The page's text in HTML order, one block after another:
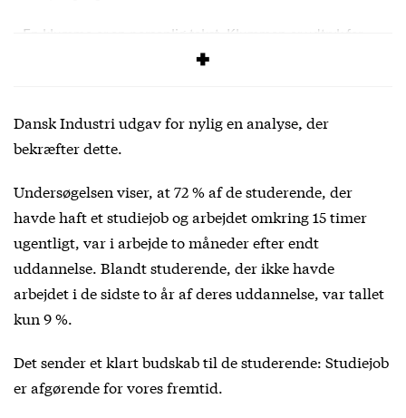
En klumme er en personlig tekst. Klummen er udtryk for
Dansk Industri udgav for nyligen analyse, der
bekræfter dette.
Undersøgelsen viser, at 72 % af de studerende, der
havde haft et studiejob og arbejdet omkring 15 timer
ugentligt, var i arbejde to måneder efter endt
uddannelse. Blandt studerende, der ikke havde
arbejdet i de sidste to år af deres uddannelse, var tallet
kun 9 %.
Det sender et klart budskab til de studerende: Studiejob
er afgørende for vores fremtid.